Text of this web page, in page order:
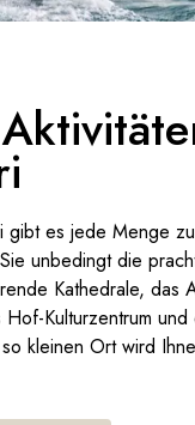
gibt es jede Menge
unbedingt die
Kathedrale, das
Hof-Kulturzentrum
kleinen Ort wird